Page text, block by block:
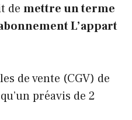
de mettre un terme
L’appart
de vente (CGV) de
préavis de 2